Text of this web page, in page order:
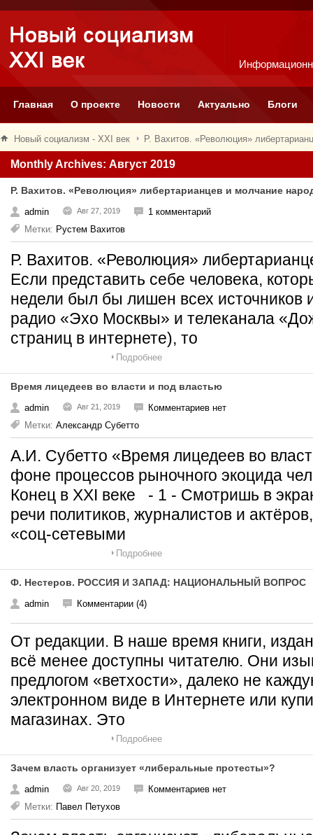
Главная О проекте Новости Актуально Блоги
Новый социализм - XXI век Р. Вахитов. «Революция»
Monthly Archives: Август 2019
Р. Вахитов. «Революция» либертарианцев и молчание
admin Авг 27, 2019
1 комментарий
Метки: Рустем Вахитов
Р. Вахитов. «Революция»
Если представить себе человека,
недели был бы лишен всех
радио «Эхо Москвы» и телеканала
страниц в интернете), то
Подробнее
Время лицедеев во власти и под властью
admin Авг 21, 2019
Комментариев нет
Метки: Александр Субетто
А.И. Субетто «Время лицедеев во
фоне процессов рыночного экоцида
Конец в XXI веке - 1 - Смотришь в
речи политиков, журналистов и
«соц-сетевыми
Подробнее
Ф. Нестеров. РОССИЯ И ЗАПАД: НАЦИОНАЛЬНЫЙ ВОПРОС
admin Комментарии (4)
От редакции. В наше время книги,
всё менее доступны читателю. Они
предлогом «ветхости», далеко не
электронном виде в Интернете или
магазинах. Это
Подробнее
Зачем власть организует «либеральные протесты»?
admin Авг 20, 2019
Комментариев нет
Метки: Павел Петухов